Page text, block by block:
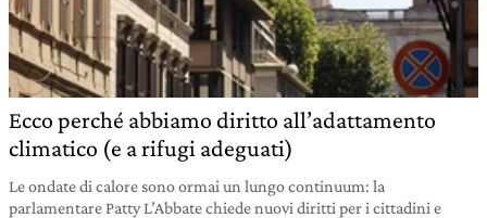
Ecco perché abbiamo diritto all’adattamento
climatico (e a rifugi adeguati)
Le ondate di calore sono ormai un lungo continuum: la
parlamentare Patty L’Abbate chiede nuovi diritti per i cittadini e